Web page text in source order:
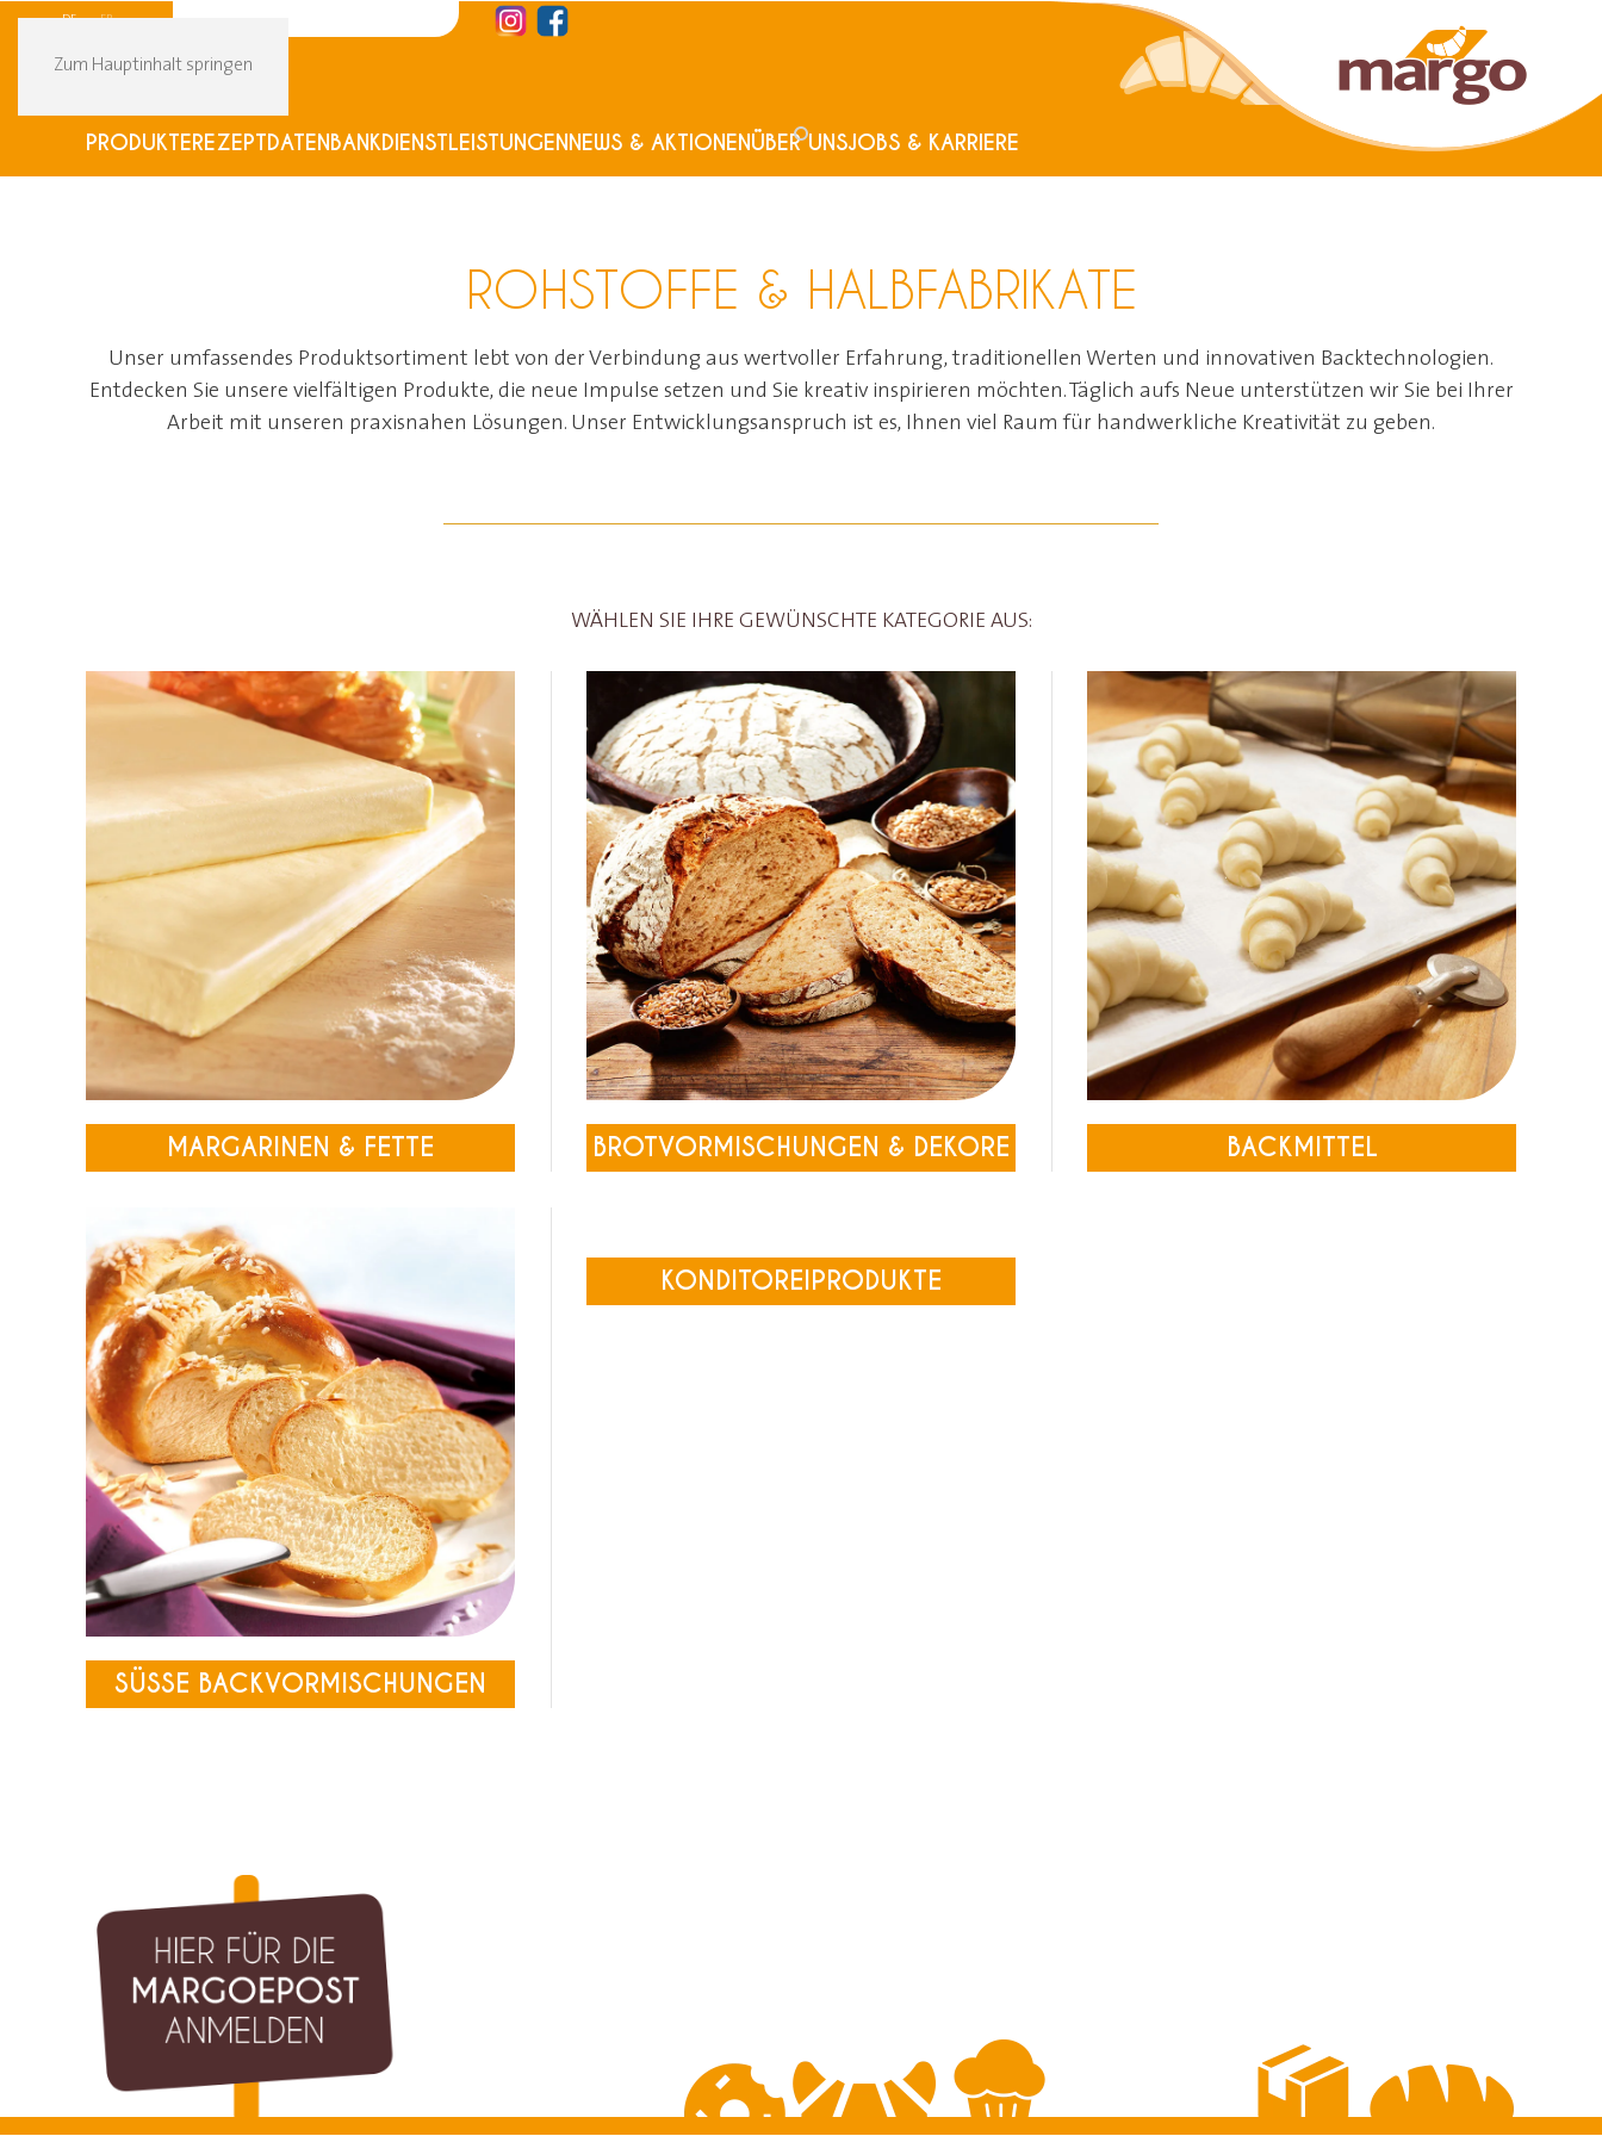
Zum Hauptinhalt springen
DE FR
PRODUKTEREZEPTDATENBANKDIENSTLEISTUNGENNEWS & AKTIONENÜBER UNSJOBS & KARRIERE
ROHSTOFFE & HALBFABRIKATE
Unser umfassendes Produktsortiment lebt von der Verbindung aus wertvoller Erfahrung, traditionellen Werten und innovativen Backtechnologien.
Entdecken Sie unsere vielfältigen Produkte, die neue Impulse setzen und Sie kreativ inspirieren möchten. Täglich aufs Neue unterstützen wir Sie bei Ihrer
Arbeit mit unseren praxisnahen Lösungen. Unser Entwicklungsanspruch ist es, Ihnen viel Raum für handwerkliche Kreativität zu geben.
WÄHLEN SIE IHRE GEWÜNSCHTE KATEGORIE AUS:
MARGARINEN & FETTE BROTVORMISCHUNGEN & DEKORE BACKMITTEL
SÜSSE BACKVORMISCHUNGEN
KONDITOREIPRODUKTE